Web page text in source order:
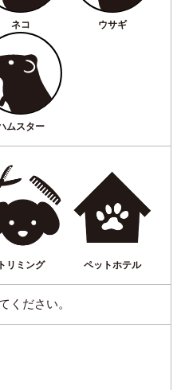
ネコ ウサギ
ムスター
トリミング ペットホテル
ください。